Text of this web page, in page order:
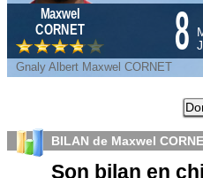
Maxwel
CORNET
8
Gnaly Albert Maxwel CORNET
BILAN de Maxwel
Son bilan en